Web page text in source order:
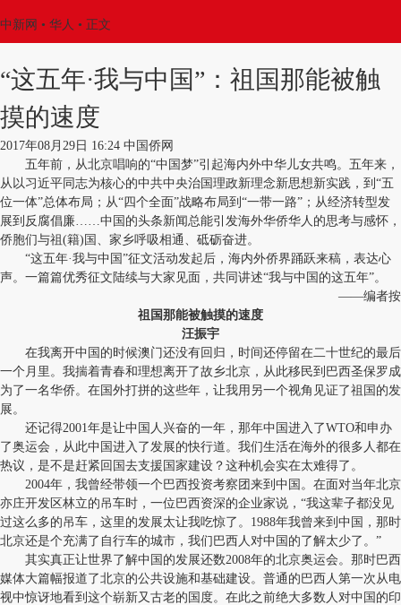
中新网 • 华人 • 正文
“这五年·我与中国”：祖国那能被触
摸的速度
2017年08月29日 16:24 中国侨网
五年前，从北京唱响的“中国梦”引起海内外中华儿女共鸣。五年来，
从以习近平同志为核心的中共中央治国理政新理念新思想新实践，到“五
位一体”总体布局；从“四个全面”战略布局到“一带一路”；从经济转型发
展到反腐倡廉……中国的头条新闻总能引发海外华侨华人的思考与感怀，
侨胞们与祖(籍)国、家乡呼吸相通、砥砺奋进。
“这五年·我与中国”征文活动发起后，海内外侨界踊跃来稿，表达心
声。一篇篇优秀征文陆续与大家见面，共同讲述“我与中国的这五年”。
——编者按
祖国那能被触摸的速度
汪振宇
在我离开中国的时候澳门还没有回归，时间还停留在二十世纪的最后
一个月里。我揣着青春和理想离开了故乡北京，从此移民到巴西圣保罗成
为了一名华侨。在国外打拼的这些年，让我用另一个视角见证了祖国的发
展。
还记得2001年是让中国人兴奋的一年，那年中国进入了WTO和申办
了奥运会，从此中国进入了发展的快行道。我们生活在海外的很多人都在
热议，是不是赶紧回国去支援国家建设？这种机会实在太难得了。
2004年，我曾经带领一个巴西投资考察团来到中国。在面对当年北京
亦庄开发区林立的吊车时，一位巴西资深的企业家说，“我这辈子都没见
过这么多的吊车，这里的发展太让我吃惊了。1988年我曾来到中国，那时
北京还是个充满了自行车的城市，我们巴西人对中国的了解太少了。”
其实真正让世界了解中国的发展还数2008年的北京奥运会。那时巴西
媒体大篇幅报道了北京的公共设施和基础建设。普通的巴西人第一次从电
视中惊讶地看到这个崭新又古老的国度。在此之前绝大多数人对中国的印